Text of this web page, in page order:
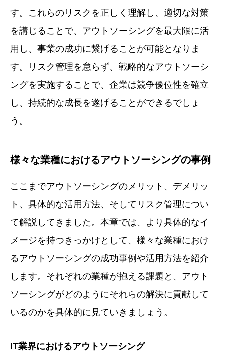
す。これらのリスクを正しく理解し、適切な対策
を講じることで、アウトソーシングを最大限に活
用し、事業の成功に繋げることが可能となりま
す。リスク管理を怠らず、戦略的なアウトソーシ
ングを実施することで、企業は競争優位性を確立
し、持続的な成長を遂げることができるでしょ
う。
様々な業種におけるアウトソーシングの事例
ここまでアウトソーシングのメリット、デメリッ
ト、具体的な活用方法、そしてリスク管理につい
て解説してきました。本章では、より具体的なイ
メージを持つきっかけとして、様々な業種におけ
るアウトソーシングの成功事例や活用方法を紹介
します。それぞれの業種が抱える課題と、アウト
ソーシングがどのようにそれらの解決に貢献して
いるのかを具体的に見ていきましょう。
IT業界におけるアウトソーシング